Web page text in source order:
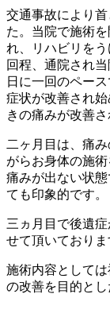
交通事故により
た。当院で施術
れ、リハビリを
回程、通院され
日に一回のペー
症状が改善され
きの痛みが改善さ
二ヶ月目は、痛
がらお身体の施
痛みが出ない状
ても印象的です。
三ヵ月目で後遺
せて頂いておりま
施術内容として
の改善を目的とし